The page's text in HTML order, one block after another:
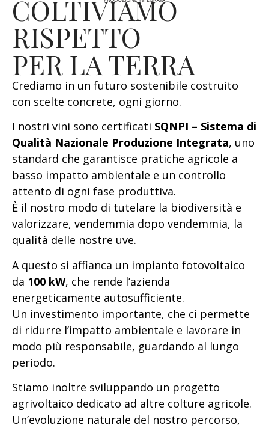
COLTIVIAMO
RISPETTO
PER LA TERRA
Crediamo in un futuro sostenibile costruito
con scelte concrete, ogni giorno.
I nostri vini sono certificati SQNPI – Sistema di
Qualità Nazionale Produzione Integrata, uno
standard che garantisce pratiche agricole a
basso impatto ambientale e un controllo
attento di ogni fase produttiva.
È il nostro modo di tutelare la biodiversità e
valorizzare, vendemmia dopo vendemmia, la
qualità delle nostre uve.
A questo si affianca un impianto fotovoltaico
da 100 kW, che rende l’azienda
energeticamente autosufficiente.
Un investimento importante, che ci permette
di ridurre l’impatto ambientale e lavorare in
modo più responsabile, guardando al lungo
periodo.
Stiamo inoltre sviluppando un progetto
agrivoltaico dedicato ad altre colture agricole.
Un’evoluzione naturale del nostro percorso,